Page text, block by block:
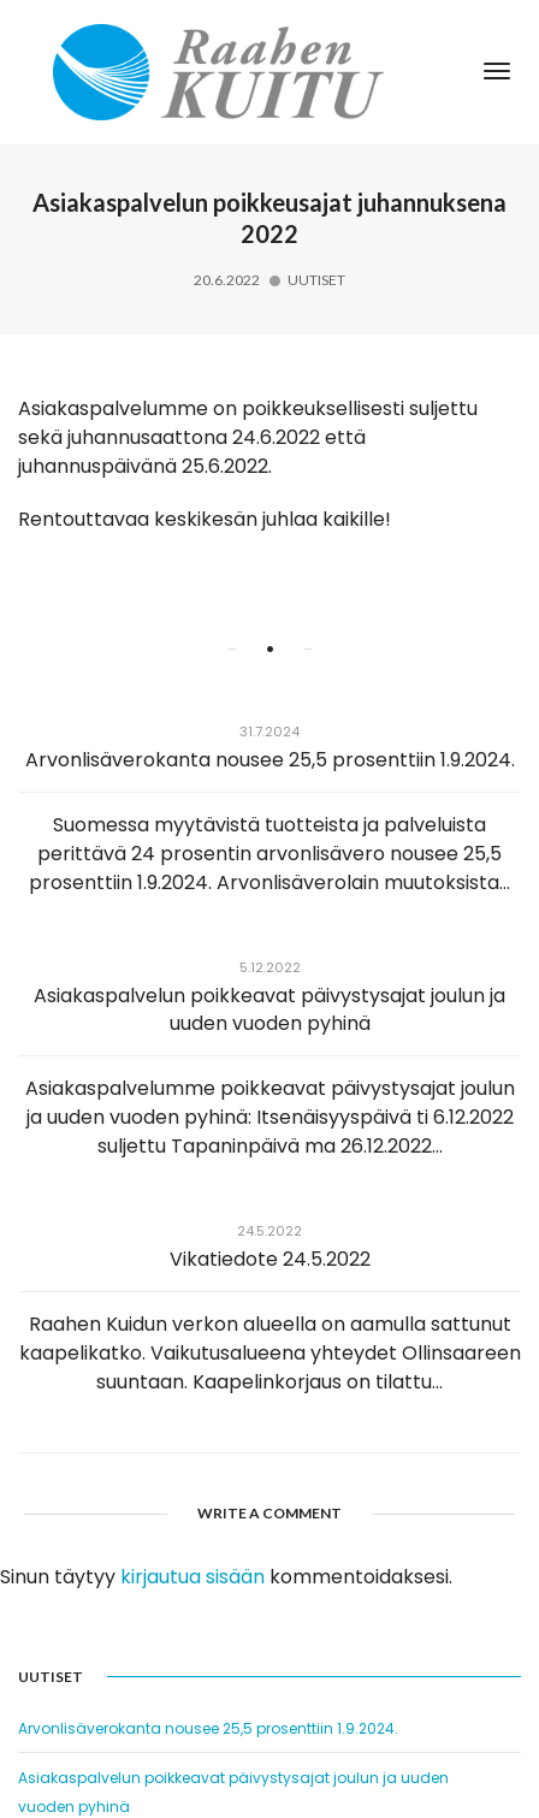
Asiakaspalvelun poikkeusajat juhannuksena
2022
20.6.2022 UUTISET
Asiakaspalvelumme on poikkeuksellisesti suljettu
sekä juhannusaattona 24.6.2022 että
juhannuspäivänä 25.6.2022.
Rentouttavaa keskikesän juhlaa kaikille!
•
31.7.2024
Arvonlisäverokanta nousee 25,5 prosenttiin 1.9.2024.
Suomessa myytävistä tuotteista ja palveluista
perittävä 24 prosentin arvonlisävero nousee 25,5
prosenttiin 1.9.2024. Arvonlisäverolain muutoksista...
5.12.2022
Asiakaspalvelun poikkeavat päivystysajat joulun ja
uuden vuoden pyhinä
Asiakaspalvelumme poikkeavat päivystysajat joulun
ja uuden vuoden pyhinä: Itsenäisyyspäivä ti 6.12.2022
suljettu Tapaninpäivä ma 26.12.2022...
24.5.2022
Vikatiedote 24.5.2022
Raahen Kuidun verkon alueella on aamulla sattunut
kaapelikatko. Vaikutusalueena yhteydet Ollinsaareen
suuntaan. Kaapelinkorjaus on tilattu...
WRITE A COMMENT
Sinun täytyy kirjautua sisään kommentoidaksesi.
UUTISET
Arvonlisäverokanta nousee 25,5 prosenttiin 1.9.2024.
Asiakaspalvelun poikkeavat päivystysajat joulun ja uuden
vuoden pyhinä